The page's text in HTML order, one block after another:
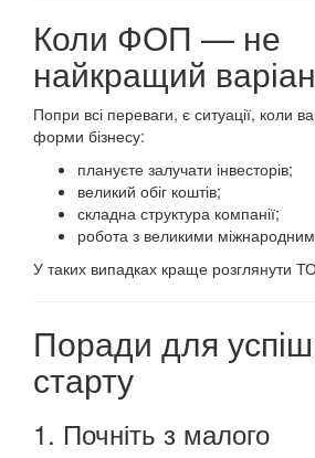
Коли ФОП — не
найкращий
Попри всі переваги, є ситуації, коли
форми бізнесу:
плануєте залучати інвесторів;
великий обіг коштів;
складна структура компанії;
робота з великими
У таких випадках краще розглянути
Поради для
старту
1. Почніть з малого